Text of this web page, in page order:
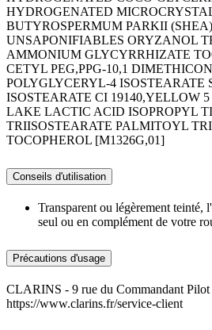
HYDROGENATED
BUTYROSPERMUM PARKII
UNSAPONIFIABLES ORYZANOL
AMMONIUM GLYCYRRHIZATE
CETYL PEG,PPG-10,1
POLYGLYCERYL-4 ISOSTEARATE
ISOSTEARATE CI 19140,YELLOW
LAKE LACTIC ACID ISOPROPYL
TRIISOSTEARATE PALMITOYL
TOCOPHEROL [M1326G,01]
Conseils d'utilisation
Transparent ou légèrement teinté,
seul ou en complément de votre
Précautions d'usage
CLARINS - 9 rue du Commandant
https://www.clarins.fr/service-client